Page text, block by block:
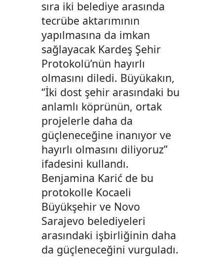
sıra iki belediye arasında
tecrübe aktarımının
yapılmasına da imkan
sağlayacak Kardeş Şehir
Protokolü’nün hayırlı
olmasını diledi. Büyükakın,
“İki dost şehir arasındaki bu
anlamlı köprünün, ortak
projelerle daha da
güçleneceğine inanıyor ve
hayırlı olmasını diliyoruz”
ifadesini kullandı.
Benjamina Karić de bu
protokolle Kocaeli
Büyükşehir ve Novo
Sarajevo belediyeleri
arasındaki işbirliğinin daha
da güçleneceğini vurguladı.